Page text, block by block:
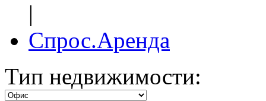
|
Спрос.Аренда
Тип недвижимости: